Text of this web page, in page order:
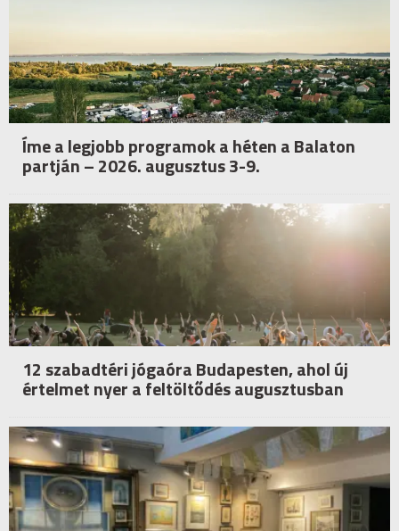
Íme a legjobb programok a héten a Balaton
partján – 2026. augusztus 3-9.
12 szabadtéri jógaóra Budapesten, ahol új
értelmet nyer a feltöltődés augusztusban